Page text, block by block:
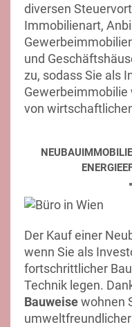
diversen
Immobilienart,
und
zu, sodass Sie als
von
Der Kauf einer
wenn Sie als
fortschrittlicher
Technik legen.
Bauweisewohnen